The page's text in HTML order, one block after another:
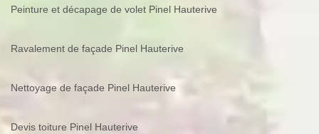
Peinture et décapage de volet Pinel Hauterive
Ravalement de façade Pinel Hauterive
Nettoyage de façade Pinel Hauterive
Devis toiture Pinel Hauterive